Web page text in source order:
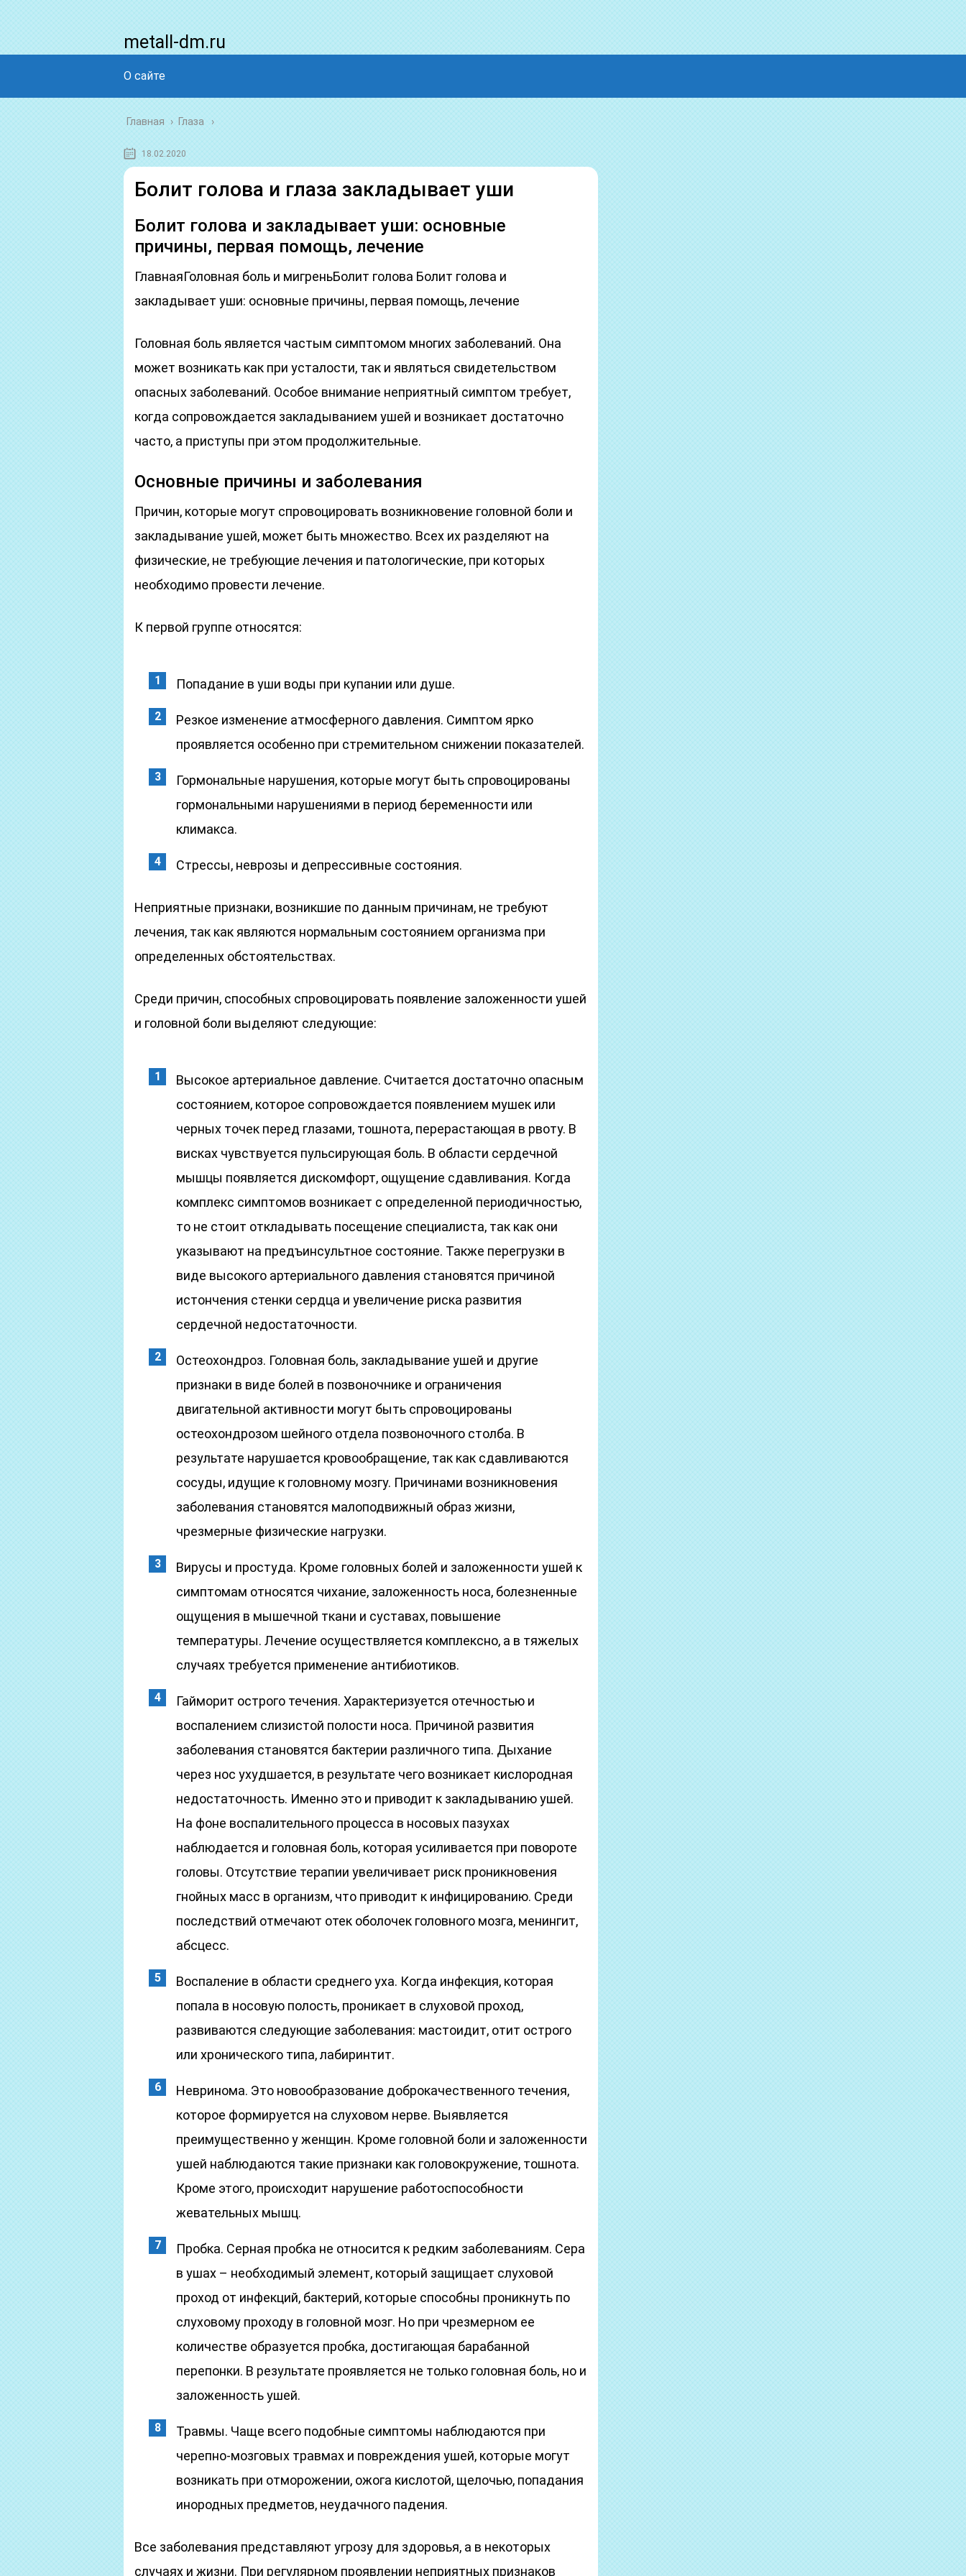
metall-dm.ru
О сайте
Главная › Глаза
18.02.2020
Болит голова и глаза закладывает уши
Болит голова и закладывает уши: основные
причины, первая помощь, лечение
ГлавнаяГоловная боль и мигреньБолит голова Болит голова и
закладывает уши: основные причины, первая помощь, лечение
Головная боль является частым симптомом многих заболеваний. Она
может возникать как при усталости, так и являться свидетельством
опасных заболеваний. Особое внимание неприятный симптом требует,
когда сопровождается закладыванием ушей и возникает достаточно
часто, а приступы при этом продолжительные.
Основные причины и заболевания
Причин, которые могут спровоцировать возникновение головной боли и
закладывание ушей, может быть множество. Всех их разделяют на
физические, не требующие лечения и патологические, при которых
необходимо провести лечение.
К первой группе относятся:
Попадание в уши воды при купании или душе.
Резкое изменение атмосферного давления. Симптом ярко
проявляется особенно при стремительном снижении показателей.
Гормональные нарушения, которые могут быть спровоцированы
гормональными нарушениями в период беременности или
климакса.
Стрессы, неврозы и депрессивные состояния.
Неприятные признаки, возникшие по данным причинам, не требуют
лечения, так как являются нормальным состоянием организма при
определенных обстоятельствах.
Среди причин, способных спровоцировать появление заложенности ушей
и головной боли выделяют следующие:
Высокое артериальное давление. Считается достаточно опасным
состоянием, которое сопровождается появлением мушек или
черных точек перед глазами, тошнота, перерастающая в рвоту. В
висках чувствуется пульсирующая боль. В области сердечной
мышцы появляется дискомфорт, ощущение сдавливания. Когда
комплекс симптомов возникает с определенной периодичностью,
то не стоит откладывать посещение специалиста, так как они
указывают на предъинсультное состояние. Также перегрузки в
виде высокого артериального давления становятся причиной
истончения стенки сердца и увеличение риска развития
сердечной недостаточности.
Остеохондроз. Головная боль, закладывание ушей и другие
признаки в виде болей в позвоночнике и ограничения
двигательной активности могут быть спровоцированы
остеохондрозом шейного отдела позвоночного столба. В
результате нарушается кровообращение, так как сдавливаются
сосуды, идущие к головному мозгу. Причинами возникновения
заболевания становятся малоподвижный образ жизни,
чрезмерные физические нагрузки.
Вирусы и простуда. Кроме головных болей и заложенности ушей к
симптомам относятся чихание, заложенность носа, болезненные
ощущения в мышечной ткани и суставах, повышение
температуры. Лечение осуществляется комплексно, а в тяжелых
случаях требуется применение антибиотиков.
Гайморит острого течения. Характеризуется отечностью и
воспалением слизистой полости носа. Причиной развития
заболевания становятся бактерии различного типа. Дыхание
через нос ухудшается, в результате чего возникает кислородная
недостаточность. Именно это и приводит к закладыванию ушей.
На фоне воспалительного процесса в носовых пазухах
наблюдается и головная боль, которая усиливается при повороте
головы. Отсутствие терапии увеличивает риск проникновения
гнойных масс в организм, что приводит к инфицированию. Среди
последствий отмечают отек оболочек головного мозга, менингит,
абсцесс.
Воспаление в области среднего уха. Когда инфекция, которая
попала в носовую полость, проникает в слуховой проход,
развиваются следующие заболевания: мастоидит, отит острого
или хронического типа, лабиринтит.
Невринома. Это новообразование доброкачественного течения,
которое формируется на слуховом нерве. Выявляется
преимущественно у женщин. Кроме головной боли и заложенности
ушей наблюдаются такие признаки как головокружение, тошнота.
Кроме этого, происходит нарушение работоспособности
жевательных мышц.
Пробка. Серная пробка не относится к редким заболеваниям. Сера
в ушах – необходимый элемент, который защищает слуховой
проход от инфекций, бактерий, которые способны проникнуть по
слуховому проходу в головной мозг. Но при чрезмерном ее
количестве образуется пробка, достигающая барабанной
перепонки. В результате проявляется не только головная боль, но и
заложенность ушей.
Травмы. Чаще всего подобные симптомы наблюдаются при
черепно-мозговых травмах и повреждения ушей, которые могут
возникать при отморожении, ожога кислотой, щелочью, попадания
инородных предметов, неудачного падения.
Все заболевания представляют угрозу для здоровья, а в некоторых
случаях и жизни. При регулярном проявлении неприятных признаков